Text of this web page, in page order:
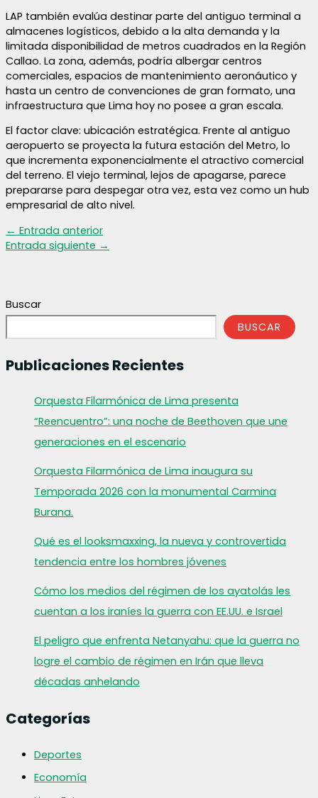
LAP también evalúa destinar parte del antiguo terminal a
almacenes logísticos, debido a la alta demanda y la
limitada disponibilidad de metros cuadrados en la Región
Callao. La zona, además, podría albergar centros
comerciales, espacios de mantenimiento aeronáutico y
hasta un centro de convenciones de gran formato, una
infraestructura que Lima hoy no posee a gran escala.
El factor clave: ubicación estratégica. Frente al antiguo
aeropuerto se proyecta la futura estación del Metro, lo
que incrementa exponencialmente el atractivo comercial
del terreno. El viejo terminal, lejos de apagarse, parece
prepararse para despegar otra vez, esta vez como un hub
empresarial de alto nivel.
← Entrada anterior
Entrada siguiente →
Buscar
BUSCAR
Publicaciones Recientes
Orquesta Filarmónica de Lima presenta
“Reencuentro”: una noche de Beethoven que une
generaciones en el escenario
Orquesta Filarmónica de Lima inaugura su
Temporada 2026 con la monumental Carmina
Burana.
Qué es el looksmaxxing, la nueva y controvertida
tendencia entre los hombres jóvenes
Cómo los medios del régimen de los ayatolás les
cuentan a los iraníes la guerra con EE.UU. e Israel
El peligro que enfrenta Netanyahu: que la guerra no
logre el cambio de régimen en Irán que lleva
décadas anhelando
Categorías
Deportes
Economía